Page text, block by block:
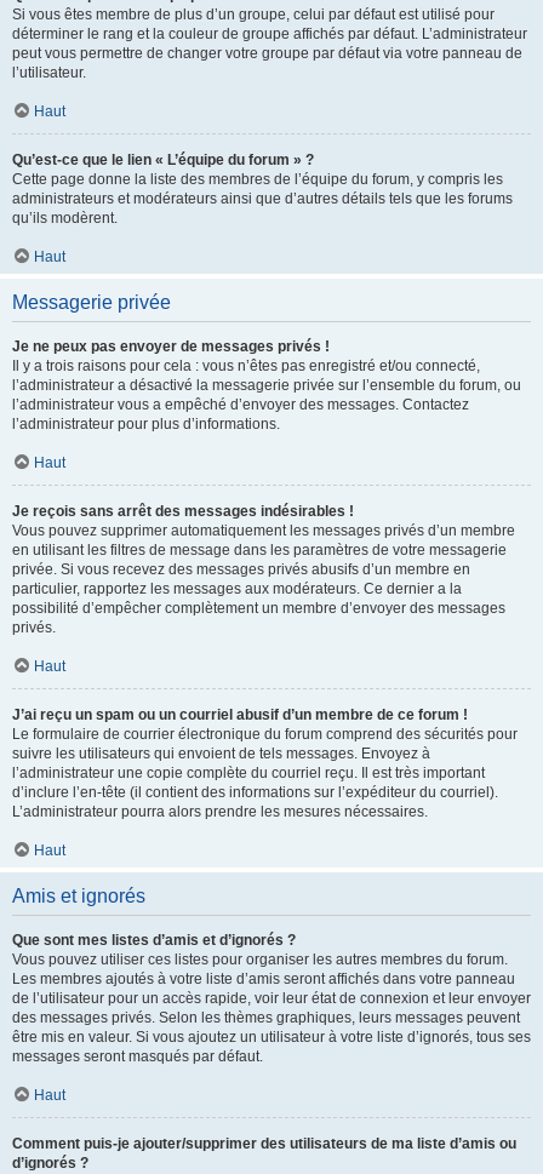
Si vous êtes membre de plus d’un groupe, celui par défaut est utilisé pour
déterminer le rang et la couleur de groupe affichés par défaut. L’administrateur
peut vous permettre de changer votre groupe par défaut via votre panneau de
l’utilisateur.
Haut
Qu’est-ce que le lien « L’équipe du forum » ?
Cette page donne la liste des membres de l’équipe du forum, y compris les
administrateurs et modérateurs ainsi que d’autres détails tels que les forums
qu’ils modèrent.
Haut
Messagerie privée
Je ne peux pas envoyer de messages privés !
Il y a trois raisons pour cela : vous n’êtes pas enregistré et/ou connecté,
l’administrateur a désactivé la messagerie privée sur l’ensemble du forum, ou
l’administrateur vous a empêché d’envoyer des messages. Contactez
l’administrateur pour plus d’informations.
Haut
Je reçois sans arrêt des messages indésirables !
Vous pouvez supprimer automatiquement les messages privés d’un membre
en utilisant les filtres de message dans les paramètres de votre messagerie
privée. Si vous recevez des messages privés abusifs d’un membre en
particulier, rapportez les messages aux modérateurs. Ce dernier a la
possibilité d’empêcher complètement un membre d’envoyer des messages
privés.
Haut
J’ai reçu un spam ou un courriel abusif d’un membre de ce forum !
Le formulaire de courrier électronique du forum comprend des sécurités pour
suivre les utilisateurs qui envoient de tels messages. Envoyez à
l’administrateur une copie complète du courriel reçu. Il est très important
d’inclure l’en-tête (il contient des informations sur l’expéditeur du courriel).
L’administrateur pourra alors prendre les mesures nécessaires.
Haut
Amis et ignorés
Que sont mes listes d’amis et d’ignorés ?
Vous pouvez utiliser ces listes pour organiser les autres membres du forum.
Les membres ajoutés à votre liste d’amis seront affichés dans votre panneau
de l’utilisateur pour un accès rapide, voir leur état de connexion et leur envoyer
des messages privés. Selon les thèmes graphiques, leurs messages peuvent
être mis en valeur. Si vous ajoutez un utilisateur à votre liste d’ignorés, tous ses
messages seront masqués par défaut.
Haut
Comment puis-je ajouter/supprimer des utilisateurs de ma liste d’amis ou
d’ignorés ?